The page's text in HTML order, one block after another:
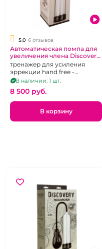
5.0 6 отзывов
Автоматическая помпа для
увеличения члена Discovery
"Surfer"
тренажер для усиления
эррекции hand free -
свободные руки
В наличии: 1 шт.
8 500 pуб.
В корзину